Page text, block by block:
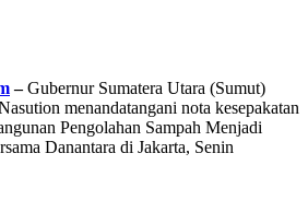
–Gubernur Sumatera Utara (Sumut)
menandatangani nota kesepakatan
Pengolahan Sampah Menjadi
Danantara di Jakarta, Senin